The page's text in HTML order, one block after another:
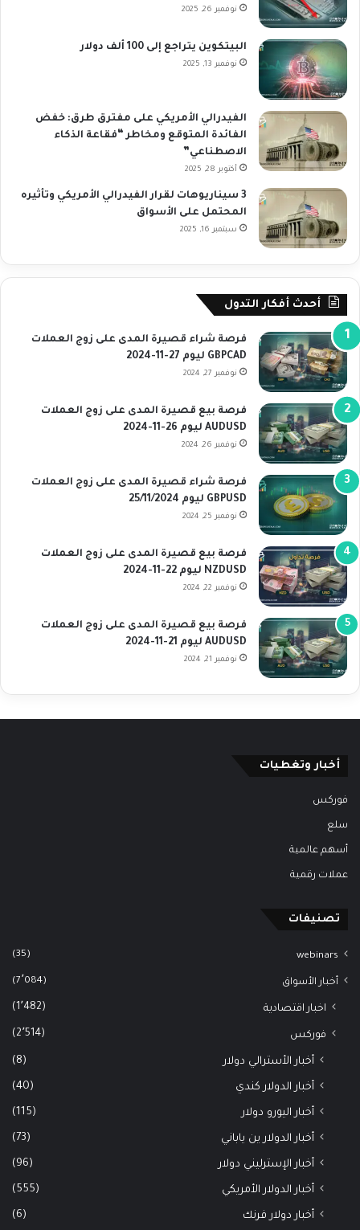
نوفمبر 26, 2025
البيتكوين يتراجع إلى 100 ألف دولار
نوفمبر 13, 2025
الفيدرالي الأمريكي على مفترق طرق: خفض
الفائدة المتوقع ومخاطر “فقاعة الذكاء
الاصطناعي”
أكتوبر 28, 2025
3 سيناريوهات لقرار الفيدرالي الأمريكي وتأثيره
المحتمل على الأسواق
سبتمبر 16, 2025
أحدث أفكار التدول
فرصة شراء قصيرة المدى على زوج العملات
GBPCAD ليوم 27-11-2024
نوفمبر 27, 2024
فرصة بيع قصيرة المدى على زوج العملات
AUDUSD ليوم 26-11-2024
نوفمبر 26, 2024
فرصة شراء قصيرة المدى على زوج العملات
GBPUSD ليوم 25/11/2024
نوفمبر 25, 2024
فرصة بيع قصيرة المدى على زوج العملات
NZDUSD ليوم 22-11-2024
نوفمبر 22, 2024
فرصة بيع قصيرة المدى على زوج العملات
AUDUSD ليوم 21-11-2024
نوفمبر 21, 2024
أخبار وتغطيات
فوركس
سلع
أسهم عالمية
عملات رقمية
تصنيفات
webinars
(35)
أخبار الأسواق (7٬084)
اخبار اقتصادية (1٬482)
فوركس (2٬514)
أخبار الأسترالي دولار (8)
أخبار الدولار كندي (40)
أخبار اليورو دولار (115)
أخبار الدولار ين ياباني (73)
أخبار الإسترليني دولار (96)
أخبار الدولار الأمريكي (555)
أخبار دولار فرنك (6)